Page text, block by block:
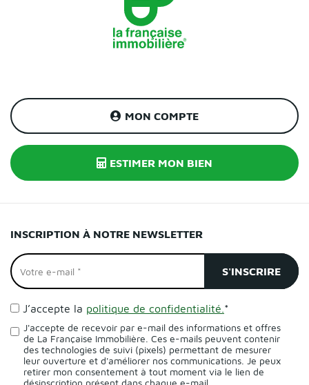
MON COMPTE
ESTIMER MON BIEN
INSCRIPTION À NOTRE NEWSLETTER
J’accepte la politique de confidentialité. *
J'accepte de recevoir par e-mail des informations et offres
de La Française Immobilière. Ces e-mails peuvent contenir
des technologies de suivi (pixels) permettant de mesurer
leur ouverture et d'améliorer nos communications. Je peux
retirer mon consentement à tout moment via le lien de